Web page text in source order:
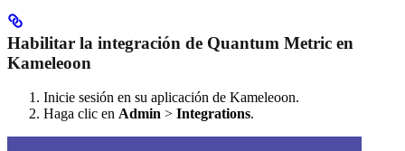
Habilitar la integración de Quantum Metric en
Kameleoon
Inicie sesión en su aplicación de Kameleoon.
Haga clic en Admin > Integrations.